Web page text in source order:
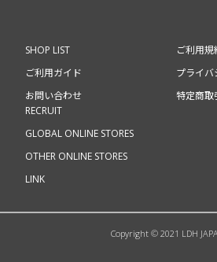
SHOP LIST
ご利用ガイド
お問い合わせ
ご利用規
プライバ
特定商取
RECRUIT
GLOBAL ONLINE STORES
OTHER ONLINE STORES
LINK
Copyright © 2021 LDH